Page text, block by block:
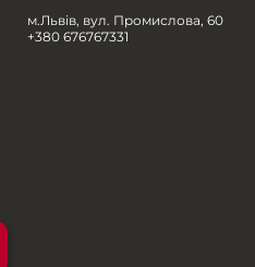
м.Львів, вул. Промислова, 60
+380 676767331